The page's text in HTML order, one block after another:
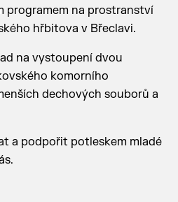
programem na prostranství
hřbitova v Břeclavi.
na vystoupení dvou
komorního
dechových souborů a
a podpořit potleskem mladé